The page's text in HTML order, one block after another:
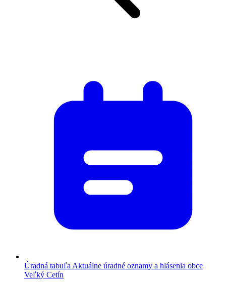
Úradná tabuľa Aktuálne úradné oznamy a hlásenia obce
Veľký Cetín